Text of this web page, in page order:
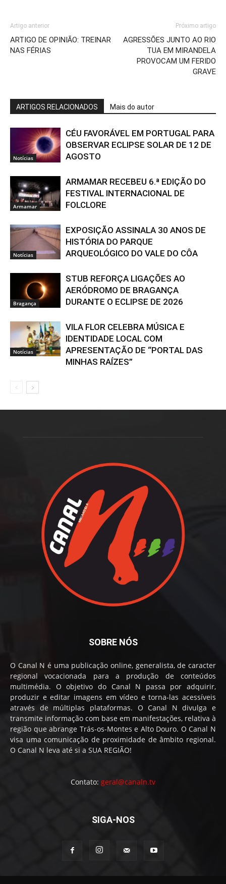
Artigo anterior
ARTIGO DE OPINIÃO: TREINAR
NAS FÉRIAS
Próximo artigo
AGRESSÕES JUNTO AO RIO
TUA EM MIRANDELA
PROVOCAM UM FERIDO
GRAVE
ARTIGOS RELACIONADOS Mais do autor
Notícias
CÉU FAVORÁVEL EM PORTUGAL PARA
OBSERVAR ECLIPSE SOLAR DE 12 DE
AGOSTO
Armamar
ARMAMAR RECEBEU 6.ª EDIÇÃO DO
FESTIVAL INTERNACIONAL DE
FOLCLORE
Notícias
EXPOSIÇÃO ASSINALA 30 ANOS DE
HISTÓRIA DO PARQUE
ARQUEOLÓGICO DO VALE DO CÔA
Bragança
STUB REFORÇA LIGAÇÕES AO
AERÓDROMO DE BRAGANÇA
DURANTE O ECLIPSE DE 2026
Notícias
VILA FLOR CELEBRA MÚSICA E
IDENTIDADE LOCAL COM
APRESENTAÇÃO DE “PORTAL DAS
MINHAS RAÍZES”
SOBRE NÓS
O Canal N é uma publicação online, generalista, de caracter
regional vocacionada para a produção de conteúdos
multimédia. O objetivo do Canal N passa por adquirir,
produzir e editar imagens em vídeo e torna-las acessíveis
através de múltiplas plataformas. O Canal N divulga e
transmite informação com base em manifestações, relativa à
região que abrange Trás-os-Montes e Alto Douro. O Canal N
visa uma comunicação de proximidade de âmbito regional.
O Canal N leva até si a SUA REGIÃO!
Contato: geral@canaln.tv
SIGA-NOS